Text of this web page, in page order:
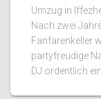
Umzug in
Nach zwei
Fanfarenkeller
partyfreudige
DJ ordentlich